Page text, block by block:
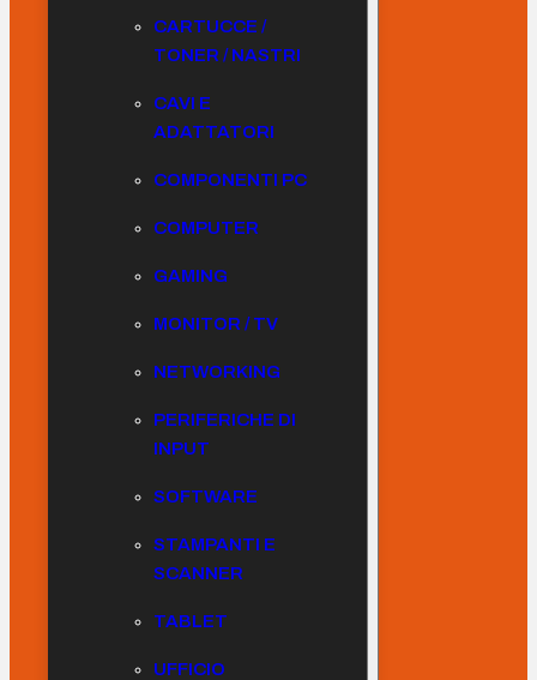
CARTUCCE /
TONER / NASTRI
CAVI E
ADATTATORI
COMPONENTI PC
COMPUTER
GAMING
MONITOR / TV
NETWORKING
PERIFERICHE DI
INPUT
SOFTWARE
STAMPANTI E
SCANNER
TABLET
UFFICIO